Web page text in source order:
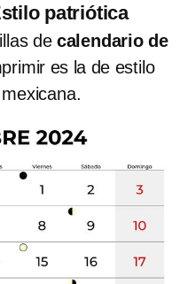
patriótica
de calendario de
es la de estilo